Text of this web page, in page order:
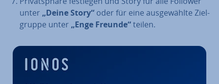
unter „Deine Story“ oder für eine aus­ge­wähl­te Ziel­
grup­pe unter „Enge Freunde“teilen.